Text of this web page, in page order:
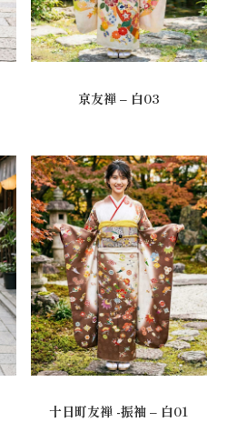
京友禅 – 白03
十日町友禅 -振袖 – 白01